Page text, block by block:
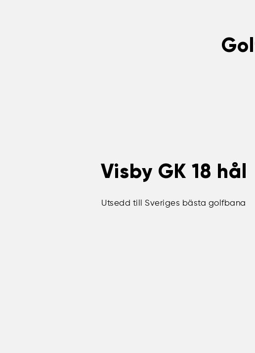
Visby GK 18 hål
Utsedd till Sveriges bästa golfbana